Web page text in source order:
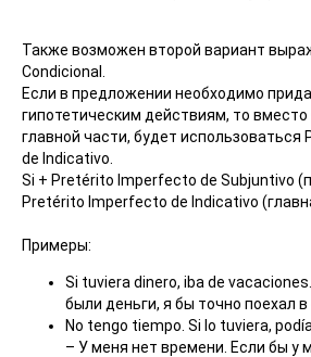
Также возможен второй вариант
Condicional.
Если в предложении необходимо
гипотетическим действиям, то вместо
главной части, будет
de Indicativo.
Si + Pretérito Imperfecto de Subjuntivo
Pretérito Imperfecto de Indicativo
Примеры:
Si tuviera dinero, iba de
были деньги, я бы точно поехал в
No tengo tiempo. Si lo tuviera,
– У меня нет времени. Если бы у